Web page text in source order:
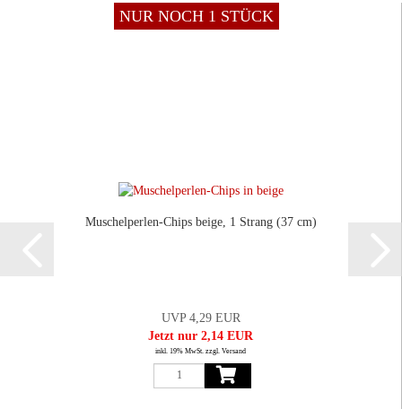
NUR NOCH 1 STÜCK
Muschelperlen-Chips beige, 1 Strang (37 cm)
UVP 4,29 EUR
Jetzt nur 2,14 EUR
inkl. 19% MwSt. zzgl. Versand